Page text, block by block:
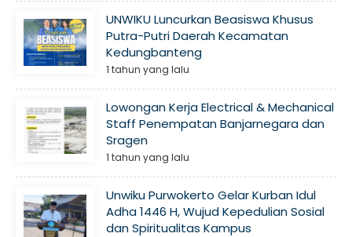
UNWIKU Luncurkan Beasiswa Khusus
Putra-Putri Daerah Kecamatan
Kedungbanteng
1 tahun yang lalu
Lowongan Kerja Electrical & Mechanical
Staff Penempatan Banjarnegara dan
Sragen
1 tahun yang lalu
Unwiku Purwokerto Gelar Kurban Idul
Adha 1446 H, Wujud Kepedulian Sosial
dan Spiritualitas Kampus